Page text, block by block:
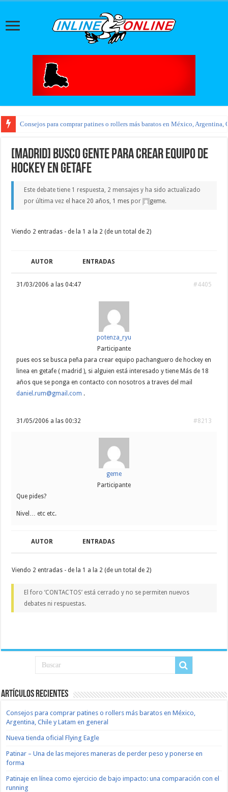
Consejos para comprar patines o rollers más baratos en México, Argentina,
[MADRID] busco gente para crear equipo de
hockey en getafe
Este debate tiene 1 respuesta, 2 mensajes y ha sido actualizado
por última vez el hace 20 años, 1 mespor geme.
Viendo 2 entradas - de la 1 a la 2 (de un total de 2)
AUTOR ENTRADAS
31/03/2006 a las 04:47 #4405
potenza_ryu
Participante
pues eos se busca peña para crear equipo pachanguero de hockey en
linea en getafe ( madrid ), si alguien está interesado y tiene Más de 18
años que se ponga en contacto con nosotros a traves del mail
daniel.rum@gmail.com .
31/05/2006 a las 00:32 #8213
geme
Participante
Que pides?
Nivel… etc etc.
AUTOR ENTRADAS
Viendo 2 entradas - de la 1 a la 2 (de un total de 2)
El foro ‘CONTACTOS’ está cerrado y no se permiten nuevos
debates ni respuestas.
Artículos recientes
Consejos para comprar patines o rollers más baratos en México,
Argentina, Chile y Latam en general
Nueva tienda oficial Flying Eagle
Patinar – Una de las mejores maneras de perder peso y ponerse en
forma
Patinaje en línea como ejercicio de bajo impacto: una comparación con el
running